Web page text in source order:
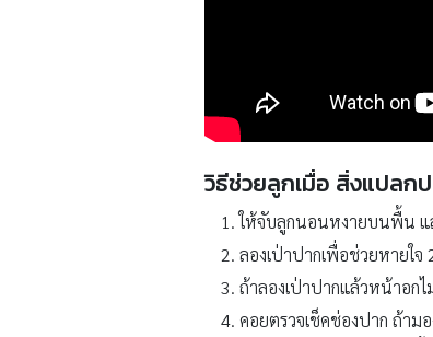
วิธีช่วยลูกเมื่อ สิ่งแปล
ให้จับลูกนอนหงายบนพื้น แ
ลองเป่าปากเพื่อช่วยหายใ
ถ้าลองเป่าปากแล้วหน้าอก
คอยตรวจเช็คช่องปาก ถ้าม